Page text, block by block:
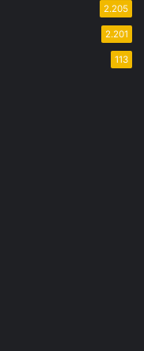
2.205
2.201
113